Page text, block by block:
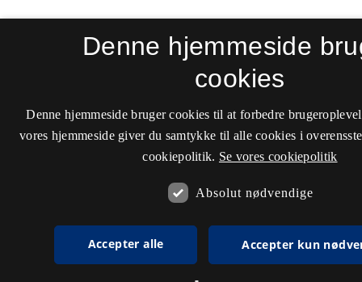
Denne hjemmeside
cookies
Denne hjemmeside bruger cookies til at forbedre
vores hjemmeside giver du samtykke til alle cookies i
cookiepolitik. Se vores cookiepolitik
Absolut nødvendige
Accepter alle Accepter kun